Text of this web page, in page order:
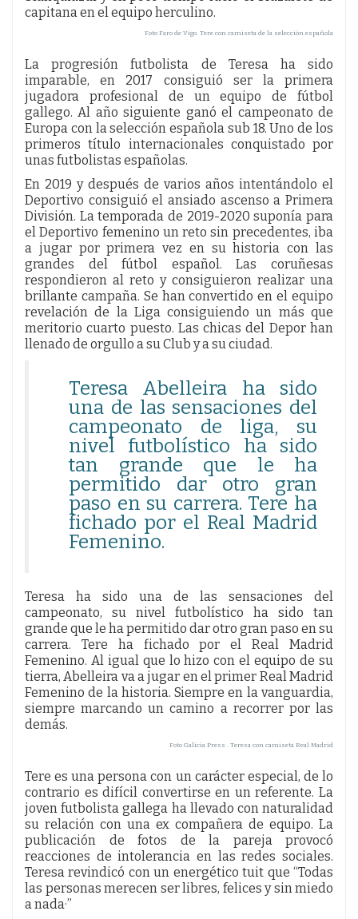
capitana en el equipo herculino.
Foto Faro de Vigo. Tere con camiseta de la selección española
La progresión futbolista de Teresa ha sido
imparable, en 2017 consiguió ser la primera
jugadora profesional de un equipo de fútbol
gallego. Al año siguiente ganó el campeonato de
Europa con la selección española sub 18. Uno de los
primeros título internacionales conquistado por
unas futbolistas españolas.
En 2019 y después de varios años intentándolo el
Deportivo consiguió el ansiado ascenso a Primera
División. La temporada de 2019-2020 suponía para
el Deportivo femenino un reto sin precedentes, iba
a jugar por primera vez en su historia con las
grandes del fútbol español. Las coruñesas
respondieron al reto y consiguieron realizar una
brillante campaña. Se han convertido en el equipo
revelación de la Liga consiguiendo un más que
meritorio cuarto puesto. Las chicas del Depor han
llenado de orgullo a su Club y a su ciudad.
Teresa Abelleira ha sido
una de las sensaciones del
campeonato de liga, su
nivel futbolístico ha sido
tan grande que le ha
permitido dar otro gran
paso en su carrera. Tere ha
fichado por el Real Madrid
Femenino.
Teresa ha sido una de las sensaciones del
campeonato, su nivel futbolístico ha sido tan
grande que le ha permitido dar otro gran paso en su
carrera. Tere ha fichado por el Real Madrid
Femenino. Al igual que lo hizo con el equipo de su
tierra, Abelleira va a jugar en el primer Real Madrid
Femenino de la historia. Siempre en la vanguardia,
siempre marcando un camino a recorrer por las
demás.
Foto Galicia Press . Teresa con camiseta Real Madrid
Tere es una persona con un carácter especial, de lo
contrario es difícil convertirse en un referente. La
joven futbolista gallega ha llevado con naturalidad
su relación con una ex compañera de equipo. La
publicación de fotos de la pareja provocó
reacciones de intolerancia en las redes sociales.
Teresa revindicó con un energético tuit que “Todas
las personas merecen ser libres, felices y sin miedo
a nada·”